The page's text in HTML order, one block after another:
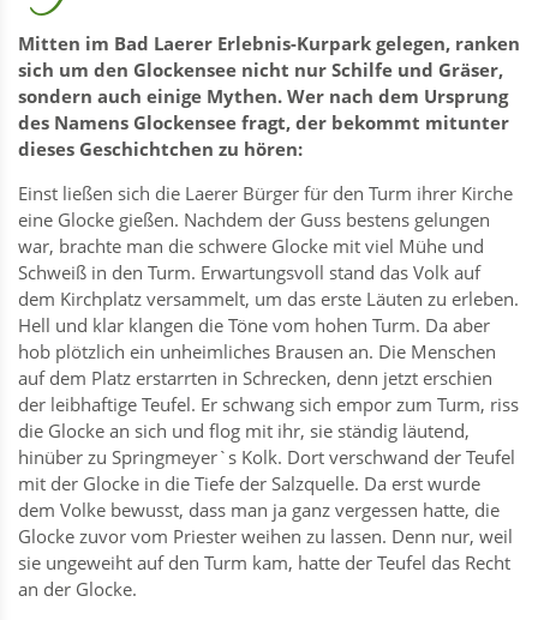
Mitten im Bad Laerer Erlebnis-Kurpark gelegen, ranken
sich um den Glockensee nicht nur Schilfe und Gräser,
sondern auch einige Mythen. Wer nach dem Ursprung
des Namens Glockensee fragt, der bekommt mitunter
dieses Geschichtchen zu hören:
Einst ließen sich die Laerer Bürger für den Turm ihrer Kirche
eine Glocke gießen. Nachdem der Guss bestens gelungen
war, brachte man die schwere Glocke mit viel Mühe und
Schweiß in den Turm. Erwartungsvoll stand das Volk auf
dem Kirchplatz versammelt, um das erste Läuten zu erleben.
Hell und klar klangen die Töne vom hohen Turm. Da aber
hob plötzlich ein unheimliches Brausen an. Die Menschen
auf dem Platz erstarrten in Schrecken, denn jetzt erschien
der leibhaftige Teufel. Er schwang sich empor zum Turm, riss
die Glocke an sich und flog mit ihr, sie ständig läutend,
hinüber zu Springmeyer`s Kolk. Dort verschwand der Teufel
mit der Glocke in die Tiefe der Salzquelle. Da erst wurde
dem Volke bewusst, dass man ja ganz vergessen hatte, die
Glocke zuvor vom Priester weihen zu lassen. Denn nur, weil
sie ungeweiht auf den Turm kam, hatte der Teufel das Recht
an der Glocke.